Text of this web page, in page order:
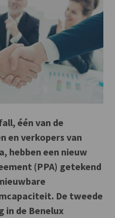
één van de
en verkopers van
hebben een nieuw
(PPA) getekend
De tweede
in de Benelux